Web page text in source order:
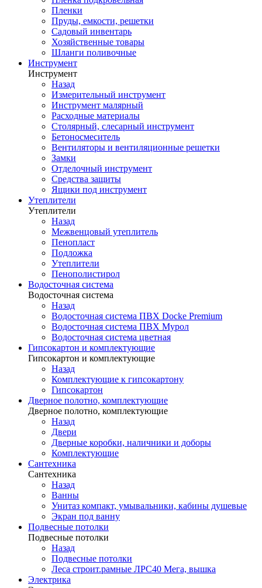
Пленки
Пруды, емкости, решетки
Садовый инвентарь
Хозяйственные товары
Шланги поливочные
Инструмент
Инструмент
Назад
Измерительный инструмент
Инструмент малярный
Расходные материалы
Столярный, слесарный инструмент
Бетоносмеситель
Вентиляторы и вентиляционные решетки
Замки
Отделочный инструмент
Средства защиты
Ящики под инструмент
Утеплители
Утеплители
Назад
Межвенцовый утеплитель
Пенопласт
Подложка
Утеплители
Пенополистирол
Водосточная система
Водосточная система
Назад
Водосточная система ПВХ Docke Premium
Водосточная система ПВХ Мурол
Водосточная система цветная
Гипсокартон и комплектующие
Гипсокартон и комплектующие
Назад
Комплектующие к гипсокартону
Гипсокартон
Дверное полотно, комплектующие
Дверное полотно, комплектующие
Назад
Двери
Дверные коробки, наличники и доборы
Комплектующие
Сантехника
Сантехника
Назад
Ванны
Унитаз компакт, умывальники, кабины душевые
Экран под ванну
Подвесные потолки
Подвесные потолки
Назад
Подвесные потолки
Леса строит.рамные ЛРС40 Мега, вышка
Электрика